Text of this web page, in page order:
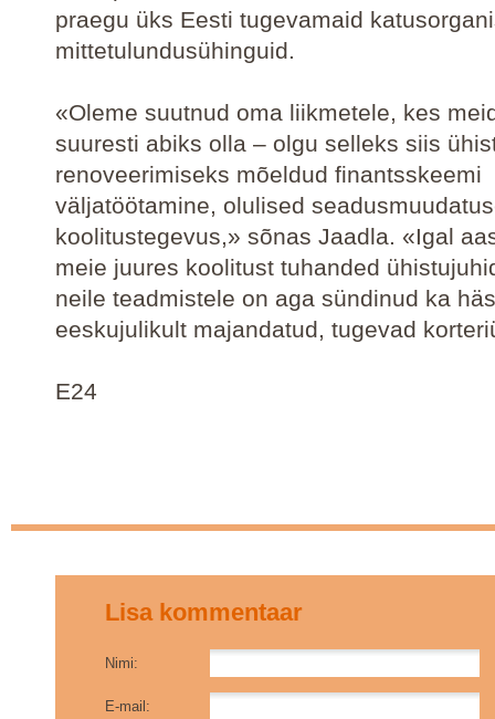
praegu üks Eesti tugevamaid
mittetulundusühinguid.
«Oleme suutnud oma liikmetele, kes
suuresti abiks olla – olgu selleks siis
renoveerimiseks mõeldud finantsskeemi
väljatöötamine, olulised
koolitustegevus,» sõnas Jaadla. «Igal
meie juures koolitust tuhanded
neile teadmistele on aga sündinud ka
eeskujulikult majandatud, tugevad
E24
Lisa kommentaar
Nimi:
E-mail: